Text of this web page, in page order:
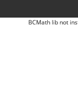
BCMath lib not